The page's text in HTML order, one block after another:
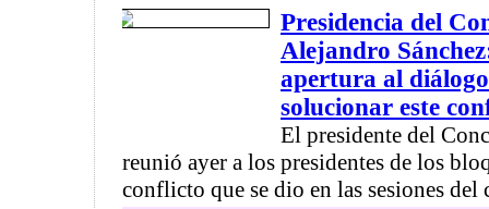
Presidencia del
Alejandro
apertura al
solucionar este
El presidente del
reunió ayer a los presidentes de los
conflicto que se dio en las sesiones del